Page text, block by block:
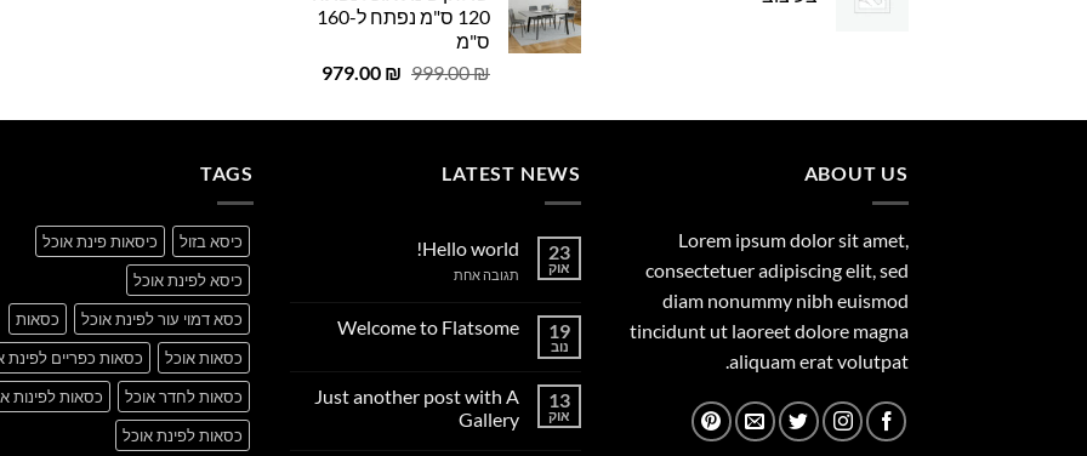
120 ס"מ נפתח ל-160
ס"מ
999.00₪
המחיר
היה:
979.00 ₪
המחיר
הוא:
ABOUT US
Lorem ipsum dolor sit amet,
consectetuer adipiscing elit, sed
diam nonummy nibh euismod
tincidunt ut laoreet dolore magna
aliquam erat volutpat.
LATEST NEWS
23
אוק
Hello world!
תגובה אחתעל
19
נוב
Welcome to Flatsome
Welcome
to
Flatsome
13
אוק
Just another post with A
Gallery
TAGS
כיסא בזול
כיסאות פינת אוכל
כיסא לפינת אוכל
כסא דמוי עור לפינת אוכל
כסאות
כסאות אוכל
כסאות כפריים לפינת
כסאות לחדר אוכל
כסאות לפינות
כסאות לפינת אוכל